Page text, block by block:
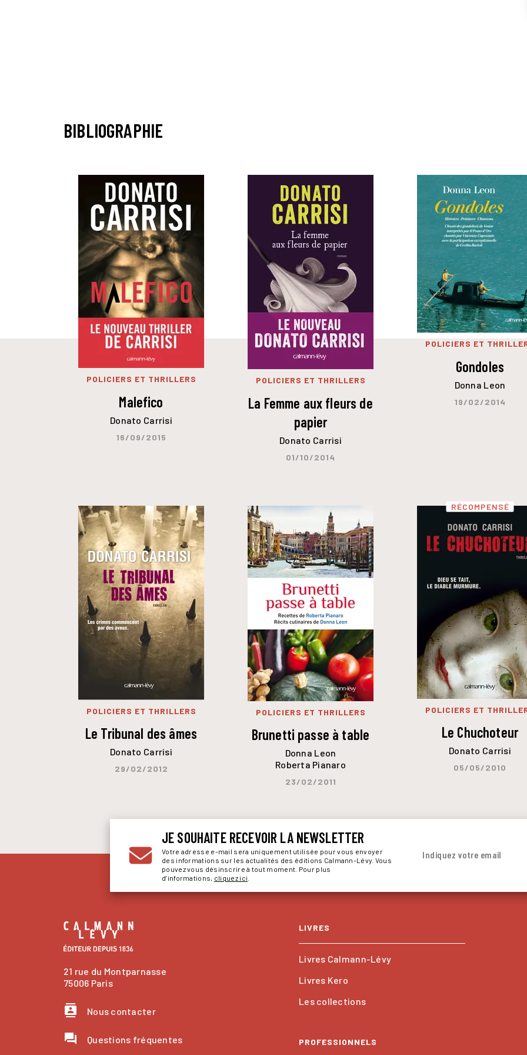
BIBLIOGRAPHIE
POLICIERS ET THRILLERS
Malefico
Donato Carrisi
16/09/2015
POLICIERS ET THRILLERS
La Femme aux fleurs de
papier
Donato Carrisi
01/10/2014
POLICIERS ET
Gondoles
Donna Leon
19/02/2014
POLICIERS ET THRILLERS
Le Tribunal des âmes
Donato Carrisi
29/02/2012
POLICIERS ET THRILLERS
Brunetti passe à table
Donna Leon
Roberta Pianaro
23/02/2011
RÉCOMPENSÉ
POLICIERS ET
Le Chuchoteur
Donato Carrisi
05/05/2010
JE SOUHAITE RECEVOIR LA NEWSLETTER
Votre adresse e-mail sera uniquement utilisée pour vous envoyer
des informations sur les actualités des éditions Calmann-Lévy. Vous
pouvez vous désinscrire à tout moment. Pour plus
d’informations, cliquez ici
Indiquez votre email
21 rue du Montparnasse
75006 Paris
contacts Nous contacter
question_answer Questions fréquentes
LIVRES
Livres Calmann-Lévy
Livres Kero
Les collections
PROFESSIONNELS